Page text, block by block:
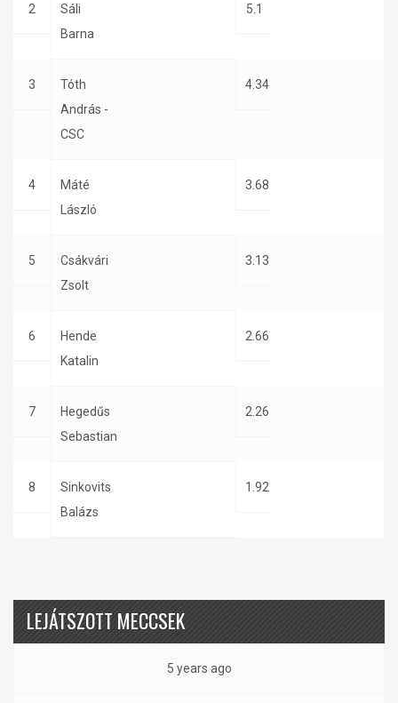
2
Sáli
Barna
5.1
3
Tóth
András -
CSC
4.34
4
Máté
László
3.68
5
Csákvári
Zsolt
3.13
6
Hende
Katalin
2.66
7
Hegedűs
Sebastian
2.26
8
Sinkovits
Balázs
1.92
LEJÁTSZOTT MECCSEK
5 years ago